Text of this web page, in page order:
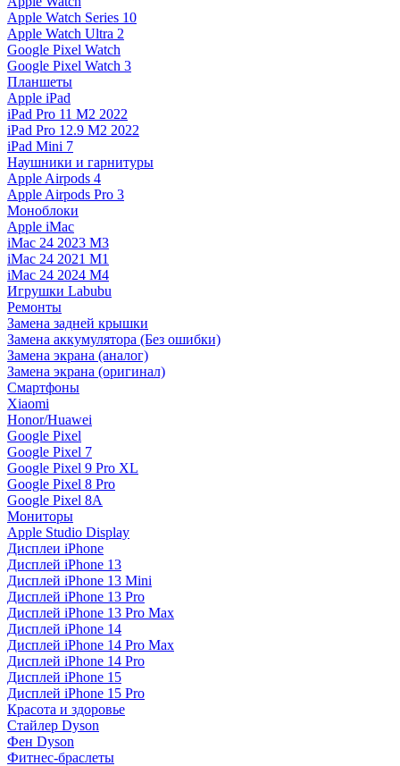
Apple Watch Series 10
Apple Watch Ultra 2
Google Pixel Watch
Google Pixel Watch 3
Планшеты
Apple iPad
iPad Pro 11 M2 2022
iPad Pro 12.9 M2 2022
iPad Mini 7
Наушники и гарнитуры
Apple Airpods 4
Apple Airpods Pro 3
Моноблоки
Apple iMac
iMac 24 2023 M3
iMac 24 2021 M1
iMac 24 2024 M4
Игрушки Labubu
Ремонты
Замена задней крышки
Замена аккумулятора (Без ошибки)
Замена экрана (аналог)
Замена экрана (оригинал)
Смартфоны
Xiaomi
Honor/Huawei
Google Pixel
Google Pixel 7
Google Pixel 9 Pro XL
Google Pixel 8 Pro
Google Pixel 8A
Мониторы
Apple Studio Display
Дисплеи iPhone
Дисплей iPhone 13
Дисплей iPhone 13 Mini
Дисплей iPhone 13 Pro
Дисплей iPhone 13 Pro Max
Дисплей iPhone 14
Дисплей iPhone 14 Pro Max
Дисплей iPhone 14 Pro
Дисплей iPhone 15
Дисплей iPhone 15 Pro
Красота и здоровье
Стайлер Dyson
Фен Dyson
Фитнес-браслеты